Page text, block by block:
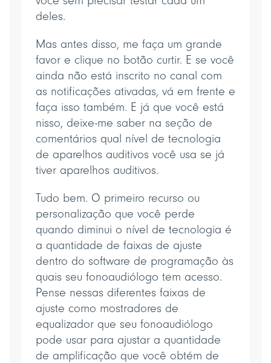
deles.
Mas antes disso, me faça um grande
favor e clique no botão curtir. E se você
ainda não está inscrito no canal com
as notificações ativadas, vá em frente e
faça isso também. E já que você está
nisso, deixe-me saber na seção de
comentários qual nível de tecnologia
de aparelhos auditivos você usa se já
tiver aparelhos auditivos.
Tudo bem. O primeiro recurso ou
personalização que você perde
quando diminui o nível de tecnologia é
a quantidade de faixas de ajuste
dentro do software de programação às
quais seu fonoaudiólogo tem acesso.
Pense nessas diferentes faixas de
ajuste como mostradores de
equalizador que seu fonoaudiólogo
pode usar para ajustar a quantidade
de amplificação que você obtém de